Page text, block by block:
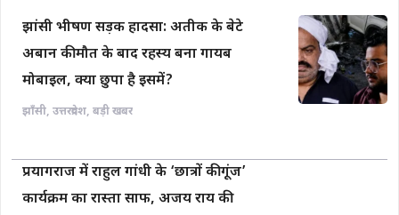
झांसी भीषण सड़क हादसा: अतीक के बेटे
अबान की मौत के बाद रहस्य बना गायब
मोबाइल, क्या छुपा है इसमें?
झाँसी, उत्तरप्रदेश, बड़ी खबर
प्रयागराज में राहुल गांधी के ‘छात्रों की गूंज’
कार्यक्रम का रास्ता साफ, अजय राय की